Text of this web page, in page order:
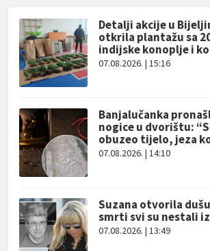
Detalji akcije u
otkrila plantažu sa
indijske konoplje i
07.08.2026. | 15:16
Banjalučanka
nogice u dvorištu:
obuzeo tijelo, jeza
07.08.2026. | 14:10
Suzana otvorila
smrti svi su nestali
07.08.2026. | 13:49